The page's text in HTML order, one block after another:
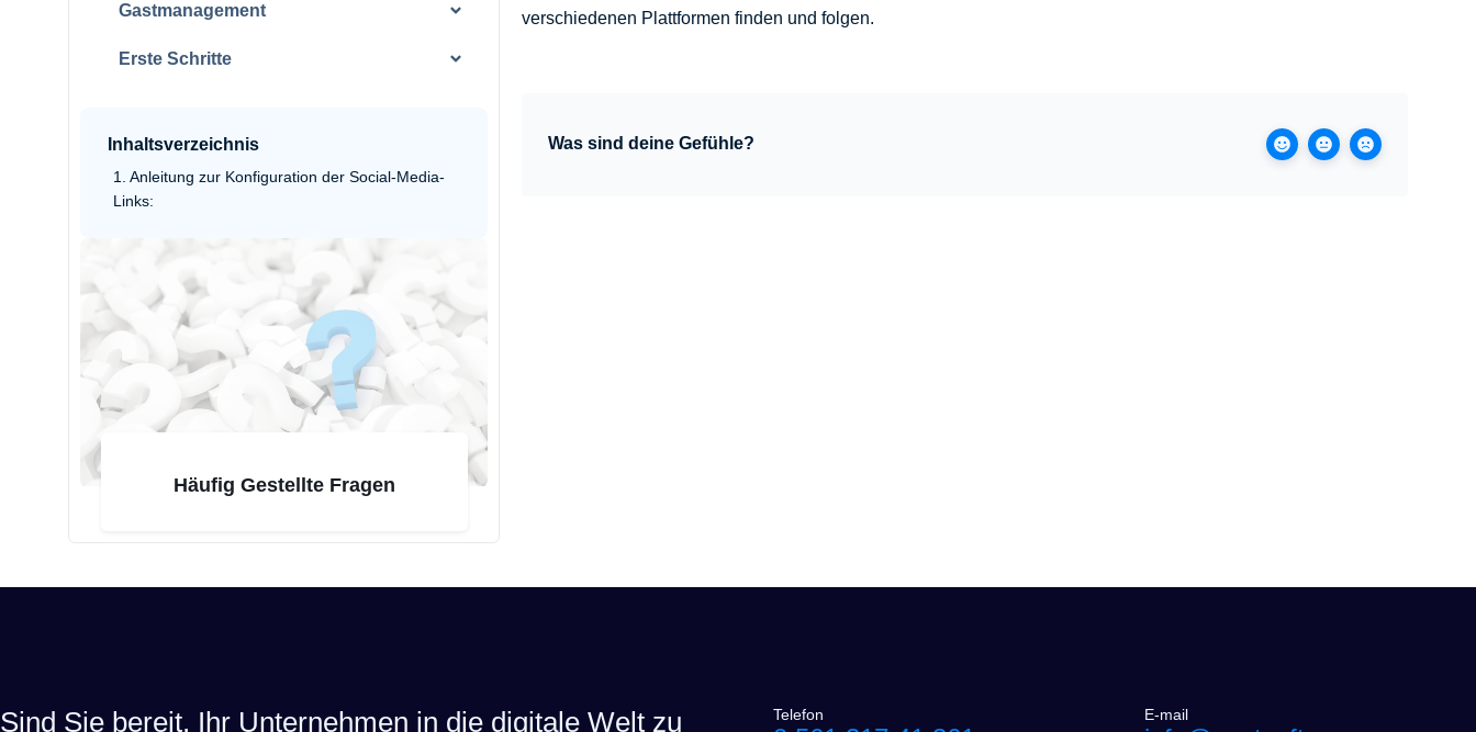
Gastmanagement
Erste Schritte
Inhaltsverzeichnis
Anleitung zur Konfiguration der Social-Media-
Links:
Häufig Gestellte Fragen
verschiedenen Plattformen finden und folgen.
Was sind deine Gefühle?
Sind Sie bereit, Ihr Unternehmen in die digitale Welt zu
Telefon E-mail